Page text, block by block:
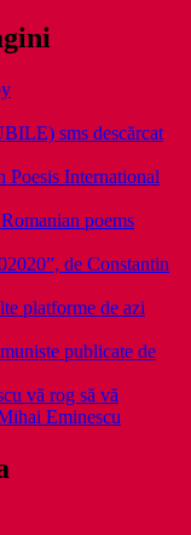
sms descărcat
Poesis International
poems
de Constantin
platforme de azi
publicate de
vă rog să vă
Eminescu